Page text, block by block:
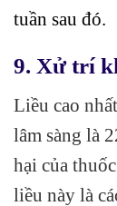
tuần sau đó.
9. Xử trí
Liều cao
lâm sàng là
hại của
liều này là